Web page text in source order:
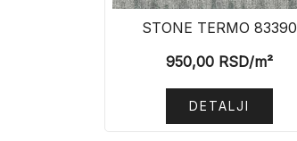
STONE TERMO 83390
950,00 RSD/m²
DETALJI